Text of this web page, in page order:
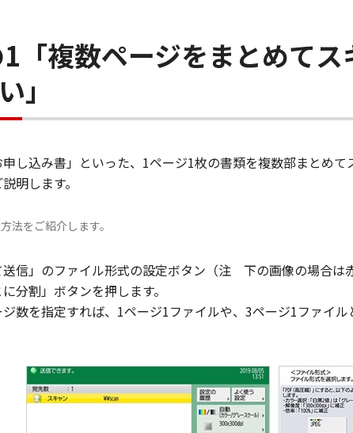
「複数ページをまとめて
」
申し込み書」といった、1ページ1枚の書類を複数部まとめ
明します。
法をご紹介します。
信」のファイル形式の設定ボタン（注 下の画像の場合は
分割」ボタンを押します。
数を指定すれば、1ページ1ファイルや、3ページ1ファイ